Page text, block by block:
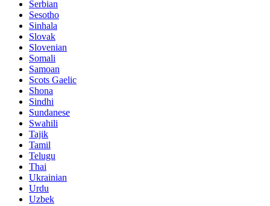
Serbian
Sesotho
Sinhala
Slovak
Slovenian
Somali
Samoan
Scots Gaelic
Shona
Sindhi
Sundanese
Swahili
Tajik
Tamil
Telugu
Thai
Ukrainian
Urdu
Uzbek